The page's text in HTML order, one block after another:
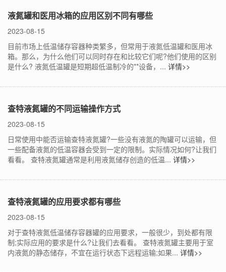
液氮罐和医用冰箱的应用区别不同有哪些
2023-08-15
目前市场上低温储存容器种类繁多，但常用于液氮低温罐和医用冰
箱。那么，为什么他们可以同时存在和比较它们呢?他们使用的区别
是什么? 液氮低温罐是短期超低温制冷的**设备，... 详情>>
查特液氮罐的不同运输操作方式
2023-08-15
日常使用中能否运输查特液氮罐?一些没有液氮的陶罐可以运输，但
一些配备液氮的低温容器会受到一定的限制。实际情况如何?让我们
看看。 查特液氮罐通常是利用液氮储存创造的低温... 详情>>
查特液氮罐的应用要求都有哪些
2023-08-15
对于查特液氮低温储存容器罐的应用要求，一般很少，到处都有限
制;实际应用的要求是什么?让我们去看看。 查特液氮罐主要用于室
内液氮的静态储存，不宜在运行状态下远程运输;如果... 详情>>